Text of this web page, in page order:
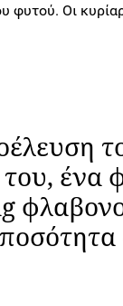
Οι
ένα